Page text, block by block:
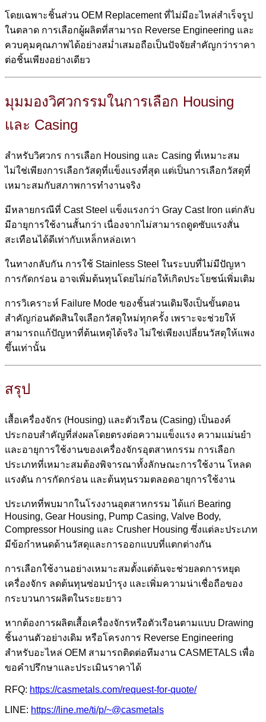
โดยเฉพาะชิ้นส่วน OEM Replacement ที่ไม่มีอะไหล่สำเร็จรูป
ในตลาด การเลือกผู้ผลิตที่สามารถ Reverse Engineering และ
ควบคุมคุณภาพได้อย่างสม่ำเสมอถือเป็นปัจจัยสำคัญกว่าราคา
ต่อชิ้นเพียงอย่างเดียว
มุมมองวิศวกรรมในการเลือก Housing
และ Casing
สำหรับวิศวกร การเลือก Housing และ Casing ที่เหมาะสม
ไม่ใช่เพียงการเลือกวัสดุที่แข็งแรงที่สุด แต่เป็นการเลือกวัสดุที่
เหมาะสมกับสภาพการทำงานจริง
มีหลายกรณีที่ Cast Steel แข็งแรงกว่า Gray Cast Iron แต่กลับ
มีอายุการใช้งานสั้นกว่า เนื่องจากไม่สามารถดูดซับแรงสั่น
สะเทือนได้ดีเท่ากับเหล็กหล่อเทา
ในทางกลับกัน การใช้ Stainless Steel ในระบบที่ไม่มีปัญหา
การกัดกร่อน อาจเพิ่มต้นทุนโดยไม่ก่อให้เกิดประโยชน์เพิ่มเติม
การวิเคราะห์ Failure Mode ของชิ้นส่วนเดิมจึงเป็นขั้นตอน
สำคัญก่อนตัดสินใจเลือกวัสดุใหม่ทุกครั้ง เพราะจะช่วยให้
สามารถแก้ปัญหาที่ต้นเหตุได้จริง ไม่ใช่เพียงเปลี่ยนวัสดุให้แพง
ขึ้นเท่านั้น
สรุป
เสื้อเครื่องจักร (Housing) และตัวเรือน (Casing) เป็นองค์
ประกอบสำคัญที่ส่งผลโดยตรงต่อความแข็งแรง ความแม่นยำ
และอายุการใช้งานของเครื่องจักรอุตสาหกรรม การเลือก
ประเภทที่เหมาะสมต้องพิจารณาทั้งลักษณะการใช้งาน โหลด
แรงดัน การกัดกร่อน และต้นทุนรวมตลอดอายุการใช้งาน
ประเภทที่พบมากในโรงงานอุตสาหกรรม ได้แก่ Bearing
Housing, Gear Housing, Pump Casing, Valve Body,
Compressor Housing และ Crusher Housing ซึ่งแต่ละประเภท
มีข้อกำหนดด้านวัสดุและการออกแบบที่แตกต่างกัน
การเลือกใช้งานอย่างเหมาะสมตั้งแต่ต้นจะช่วยลดการหยุด
เครื่องจักร ลดต้นทุนซ่อมบำรุง และเพิ่มความน่าเชื่อถือของ
กระบวนการผลิตในระยะยาว
หากต้องการผลิตเสื้อเครื่องจักรหรือตัวเรือนตามแบบ Drawing
ชิ้นงานตัวอย่างเดิม หรือโครงการ Reverse Engineering
สำหรับอะไหล่ OEM สามารถติดต่อทีมงาน CASMETALS เพื่อ
ขอคำปรึกษาและประเมินราคาได้
RFQ: https://casmetals.com/request-for-quote/
LINE: https://line.me/ti/p/~@casmetals